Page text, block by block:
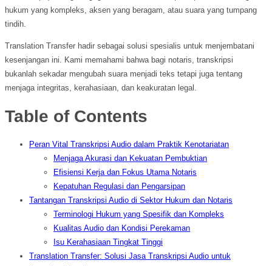
hukum yang kompleks, aksen yang beragam, atau suara yang tumpang
tindih.
Translation Transfer hadir sebagai solusi spesialis untuk menjembatani
kesenjangan ini. Kami memahami bahwa bagi notaris, transkripsi
bukanlah sekadar mengubah suara menjadi teks tetapi juga tentang
menjaga integritas, kerahasiaan, dan keakuratan legal.
Table of Contents
Peran Vital Transkripsi Audio dalam Praktik Kenotariatan
Menjaga Akurasi dan Kekuatan Pembuktian
Efisiensi Kerja dan Fokus Utama Notaris
Kepatuhan Regulasi dan Pengarsipan
Tantangan Transkripsi Audio di Sektor Hukum dan Notaris
Terminologi Hukum yang Spesifik dan Kompleks
Kualitas Audio dan Kondisi Perekaman
Isu Kerahasiaan Tingkat Tinggi
Translation Transfer: Solusi Jasa Transkripsi Audio untuk